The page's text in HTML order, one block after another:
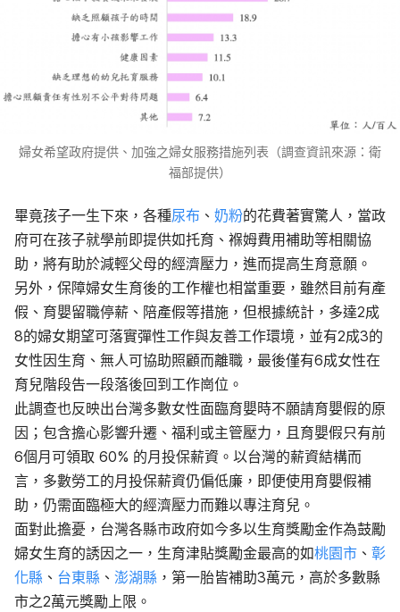
婦女希望政府提供、加強之婦女服務措施列表（調查資訊來源：衛
福部提供）
畢竟孩子一生下來，各種尿布 、 奶粉的花費著實驚人，當政
府可在孩子就學前即提供如托育、褓姆費用補助等相關協
助，將有助於減輕父母的經濟壓力，進而提高生育意願。
另外，保障婦女生育後的工作權也相當重要，雖然目前有產
假、育嬰留職停薪、陪產假等措施，但根據統計，多達2成
8的婦女期望可落實彈性工作與友善工作環境，並有2成3的
女性因生育、無人可協助照顧而離職，最後僅有6成女性在
育兒階段告一段落後回到工作崗位。
此調查也反映出台灣多數女性面臨育嬰時不願請育嬰假的原
因；包含擔心影響升遷、福利或主管壓力，且育嬰假只有前
6個月可領取 60% 的月投保薪資。以台灣的薪資結構而
言，多數勞工的月投保薪資仍偏低廉，即便使用育嬰假補
助，仍需面臨極大的經濟壓力而難以專注育兒。
面對此擔憂，台灣各縣市政府如今多以生育獎勵金作為鼓勵
婦女生育的誘因之一，生育津貼獎勵金最高的如桃園市 、 彰
化縣 、 台東縣 、 澎湖縣 ，第一胎皆補助3萬元，高於多數縣
市之2萬元獎勵上限。